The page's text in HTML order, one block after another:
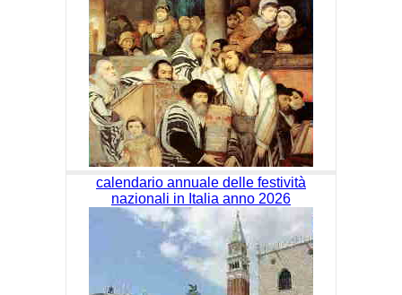
calendario annuale delle festività
nazionali in Italia anno 2026